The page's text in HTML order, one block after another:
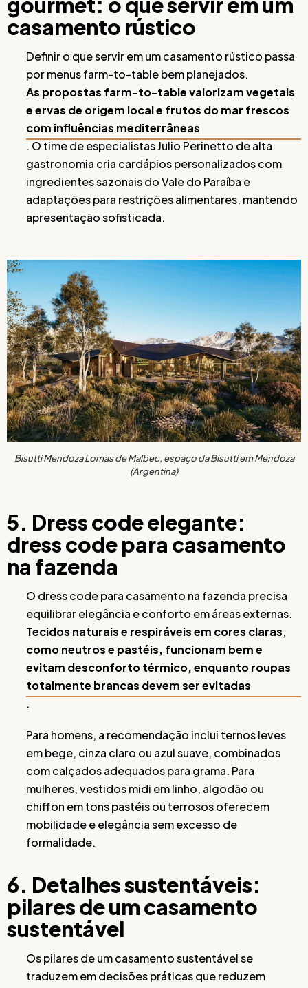
casamento rústico
Definir o que servir em um casamento rústico passa
por menus farm-to-table bem planejados.
As propostas farm-to-table valorizam vegetais
e ervas de origem local e frutos do mar frescos
com influências mediterrâneas
. O time de especialistas Julio Perinetto de alta
gastronomia cria cardápios personalizados com
ingredientes sazonais do Vale do Paraíba e
adaptações para restrições alimentares, mantendo
apresentação sofisticada.
Bisutti Mendoza Lomas de Malbec, espaço da Bisutti em Mendoza
(Argentina)
5. Dress code elegante:
dress code para casamento
na fazenda
O dress code para casamento na fazenda precisa
equilibrar elegância e conforto em áreas externas.
Tecidos naturais e respiráveis em cores claras,
como neutros e pastéis, funcionam bem e
evitam desconforto térmico, enquanto roupas
totalmente brancas devem ser evitadas
.
Para homens, a recomendação inclui ternos leves
em bege, cinza claro ou azul suave, combinados
com calçados adequados para grama. Para
mulheres, vestidos midi em linho, algodão ou
chiffon em tons pastéis ou terrosos oferecem
mobilidade e elegância sem excesso de
formalidade.
6. Detalhes sustentáveis:
pilares de um casamento
sustentável
Os pilares de um casamento sustentável se
traduzem em decisões práticas que reduzem